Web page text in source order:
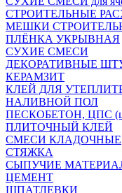
СТРОИТЕЛЬНЫЕ
МЕШКИ
ПЛЁНКА УКРЫВНАЯ
СУХИЕ СМЕСИ
ДЕКОРАТИВНЫЕ
КЕРАМЗИТ
КЛЕЙ ДЛЯ
НАЛИВНОЙ ПОЛ
ПЕСКОБЕТОН, ЦПС
ПЛИТОЧНЫЙ КЛЕЙ
СМЕСИ КЛАДОЧНЫЕ
СТЯЖКА
СЫПУЧИЕ
ЦЕМЕНТ
ШПАТЛЕВКИ